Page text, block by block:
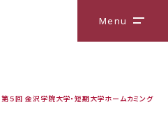
Menu メニ
第５回 金沢学院大学・短期大学ホームカミング